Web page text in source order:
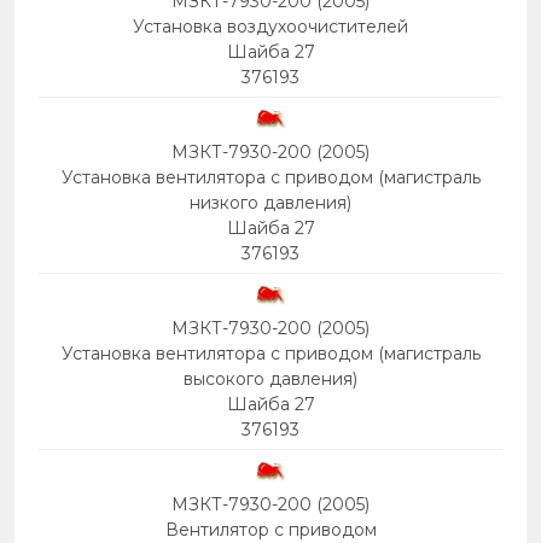
Установка воздухоочистителей
Шайба 27
376193
МЗКТ-7930-200 (2005)
Установка вентилятора с приводом (магистраль
низкого давления)
Шайба 27
376193
МЗКТ-7930-200 (2005)
Установка вентилятора с приводом (магистраль
высокого давления)
Шайба 27
376193
МЗКТ-7930-200 (2005)
Вентилятор с приводом